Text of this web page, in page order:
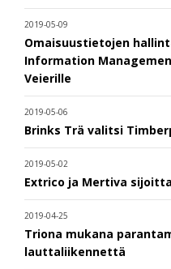
2019-05-09
Omaisuustietojen
Information
Veierille
2019-05-06
Brinks Trä valitsi
2019-05-02
Extrico ja Mertiva
2019-04-25
Triona mukana
lauttaliikennettä